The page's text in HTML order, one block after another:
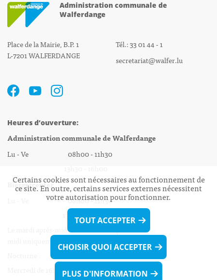
Administration communale de
Walferdange
Place de la Mairie, B.P. 1
L-7201 WALFERDANGE
Tél.: 33 01 44 - 1
secretariat@walfer.lu
Heures d’ouverture:
Administration communale de Walferdange
Lu - Ve 08h00 - 11h30
Biergercenter
Lu - Ve 08h00 - 11h30
13h30 - 16h00
Le mardi après-midi et le vendredi après-
midi uniquement sur Rdv.
Mercredi de 16h00 - 18h45 uniquement sur Rdv
Certains cookies sont nécessaires au fonctionnement de
ce site. En outre, certains services externes nécessitent
votre autorisation pour fonctionner.
TOUT ACCEPTER
CHOISIR QUOI ACCEPTER
PLUS D'INFORMATION